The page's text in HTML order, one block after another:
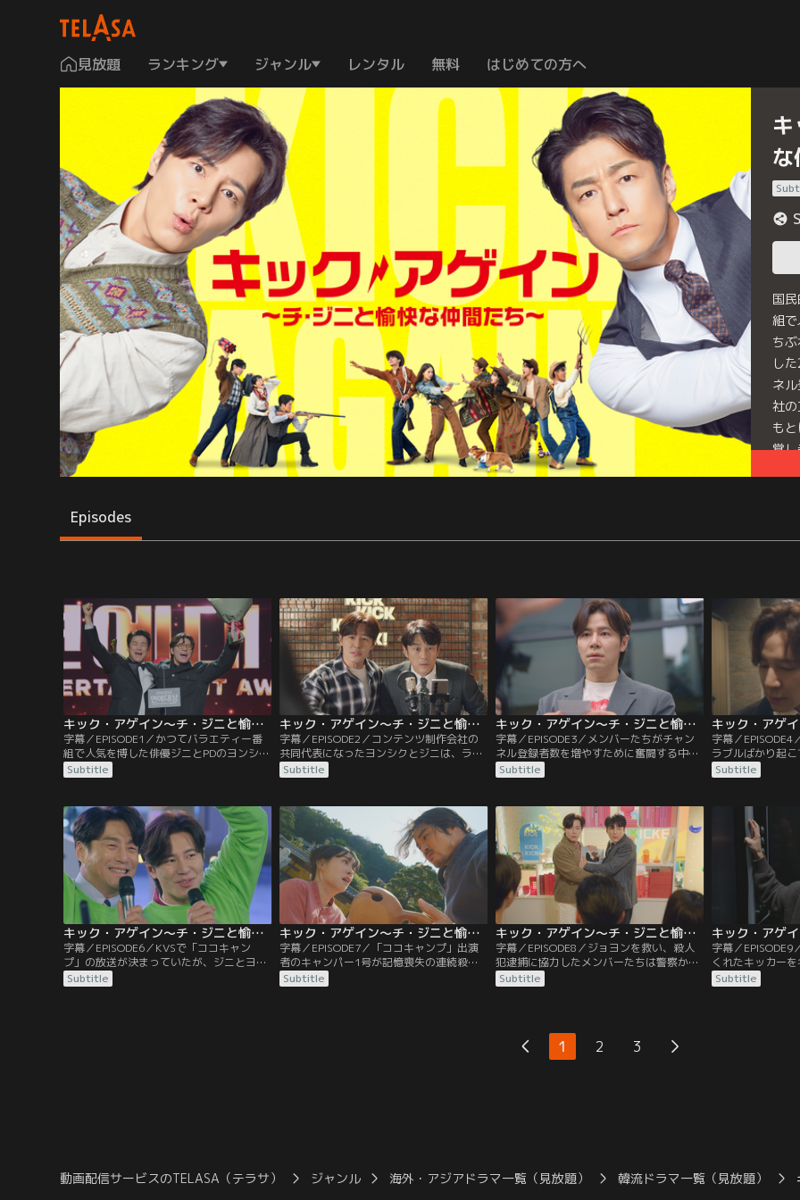
見放題 ランキング ジャンル レンタル 無料 はじめての方へ
国
組
ち
し
ネ
社
も
覚
Episodes
キック・アゲイン～チ・ジニと愉快な仲間たち～ 第01話／字幕
字幕／EPISODE1／かつてバラエティー番
組で人気を博した俳優ジニとPDのヨンシク
は仲たがいして以来、互いに落ちぶれた
日々を送っていた。ある日、偶然再会した
ンネル登録者数300万人と黒字達成を条件
に、コンテンツ制作会社の共同代表になる
ことを提案され…。
Subtitle
キック・アゲイン～チ・ジニと愉快な仲間たち～ 第02話／字幕
字幕／EPISODE2／コンテンツ制作会社の
共同代表になったヨンシクとジニは、ライ
ブ配信で新入社員の公開面接を行い、飛び
入り参加したミンジェと新人放送作家のジ
社名をキックキックキックキックカンパニ
ー（キキキキ）に決め、新たなスタートを
切る。
Subtitle
キック・アゲイン～チ・ジニと愉快な仲間たち～ 第03話／字幕
字幕／EPISODE3／メンバーたちがチャン
ネル登録者数を増やすために奮闘する中、
ある人物の仕業でヨンシクがジニのSNSに
悪質コメントを残したという噂が広がって
する番組「ココキャンプ」のMCをインソ
ンのつてで超有名な人物に依頼すること
に。しかし、当日現れたのは…。
Subtitle
字幕／
ラブルばかり起
うとする。しか
症持ちだとイン
子を妊娠してる
ュハが妊婦とは
問を抱き…。
Subtitle
キック・アゲイン～チ・ジニと愉快な仲間たち～ 第06話／字幕
字幕／EPISODE6／KVSで「ココキャン
プ」の放送が決まっていたが、ジニとヨン
シクの過去の因縁のせいで、突然編成がな
くなってしまう。ピンチに立たされた2人
Subtitle
キック・アゲイン～チ・ジニと愉快な仲間たち～ 第07話／字幕
字幕／EPISODE7／「ココキャンプ」出演
者のキャンパー1号が記憶喪失の連続殺人
犯キム・ヨンセであることが判明し、ヤラ
セ番組だと世間から批判を浴びる。一方、
Subtitle
キック・アゲイン～チ・ジニと愉快な仲間たち～ 第08話／字幕
字幕／EPISODE8／ジョヨンを救い、殺人
犯逮捕に協力したメンバーたちは警察から
表彰される。そんな中、チャンネル登録者
数を記念する盾が会社に届くが、ジニとヨ
ーたちはお祝いの飲み会を開催し、様々な
ゲームが行われるが…。
Subtitle
字幕／
くれたキッカー
ピストとして雇
カーに呼びかけ
Subtitle
1 2 3
動画配信サービスのTELASA（テラサ） ジャンル 海外・アジアドラマ一覧（見放題） 韓流ドラマ一覧（見放題）